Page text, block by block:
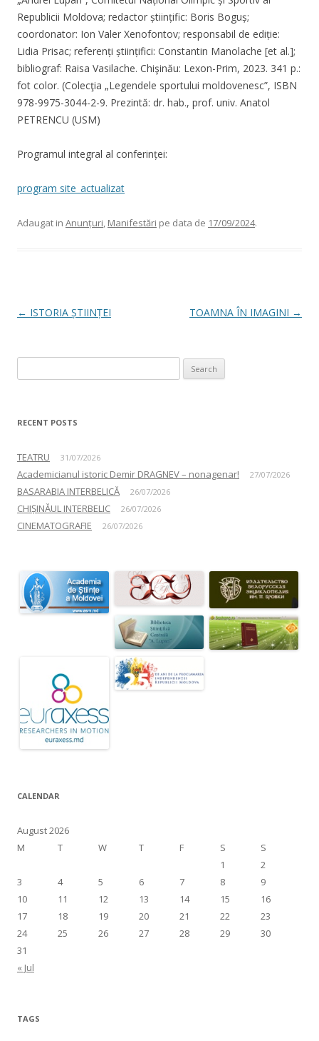
Republicii Moldova; redactor științific: Boris Boguș;
coordonator: Ion Valer Xenofontov; responsabil de ediție:
Lidia Prisac; referenți științifici: Constantin Manolache [et al.];
bibliograf: Raisa Vasilache. Chişinău: Lexon-Prim, 2023. 341 p.:
fot color. (Colecţia „Legendele sportului moldovenesc”, ISBN
978-9975-3044-2-9. Prezintă: dr. hab., prof. univ. Anatol
PETRENCU (USM)
Programul integral al conferinței:
program site_actualizat
Adaugat in Anunțuri, Manifestări pe data de 17/09/2024.
Post navigation
← ISTORIA ȘTIINȚEI TOAMNA ÎN IMAGINI →
RECENT POSTS
TEATRU 31/07/2026
Academicianul istoric Demir DRAGNEV – nonagenar! 27/07/2026
BASARABIA INTERBELICĂ 26/07/2026
CHIȘINĂUL INTERBELIC 26/07/2026
CINEMATOGRAFIE 26/07/2026
CALENDAR
August 2026
M
T W T F S S
« Jul
1
2
3
4 5 6 7 8
9
10
11 12 13 14 15
16
17
18 19 20 21 22
23
24
25 26 27 28 29
30
31
TAGS